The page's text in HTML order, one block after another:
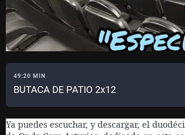
49:20 MIN
BUTACA DE PATIO 2x12
Ya puedes escuchar, y descargar, el